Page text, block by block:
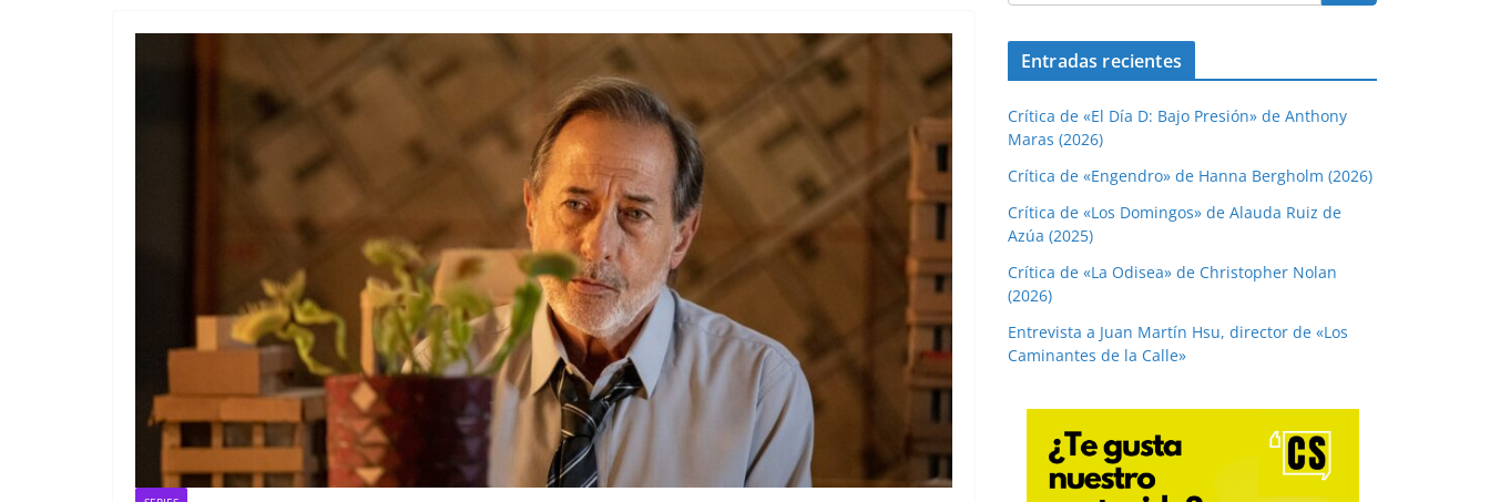
Entradas recientes
Crítica de «El Día D: Bajo Presión» de Anthony
Maras (2026)
Crítica de «Engendro» de Hanna Bergholm (2026)
Crítica de «Los Domingos» de Alauda Ruiz de
Azúa (2025)
Crítica de «La Odisea» de Christopher Nolan
(2026)
Entrevista a Juan Martín Hsu, director de «Los
Caminantes de la Calle»